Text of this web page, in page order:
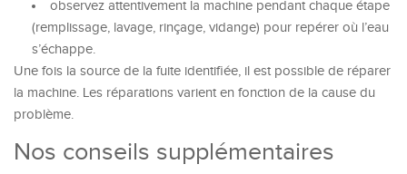
observez attentivement la machine pendant chaque étape
(remplissage, lavage, rinçage, vidange) pour repérer où l’eau
s’échappe.
Une fois la source de la fuite identifiée, il est possible de réparer
la machine. Les réparations varient en fonction de la cause du
problème.
Nos conseils supplémentaires